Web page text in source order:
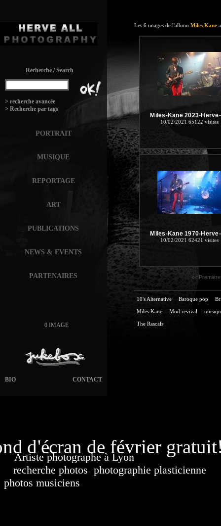
Recherche / Search
> recherche avancée
> Recherche par tags
PORTRAIT
MUSIQUE
REPORTAGE
ART
PUBLICATIONS
NEWS & EVENTS
PARTENAIRES
0 IMAGE
CONTACT
BIO
Les 6 images de l'album Miles Kane
Miles-Kane 2023-
10/02/2021 65122 visites
Miles-Kane 1970-
10/02/2021 62421 visites
<<
10's Alternative Baroque pop
Miles Kane Mod revival
The Rascals
d'écran de février
Artiste photographe à LyonFrance. Banque
recherche photos photographie plasticienne
photos musiciens